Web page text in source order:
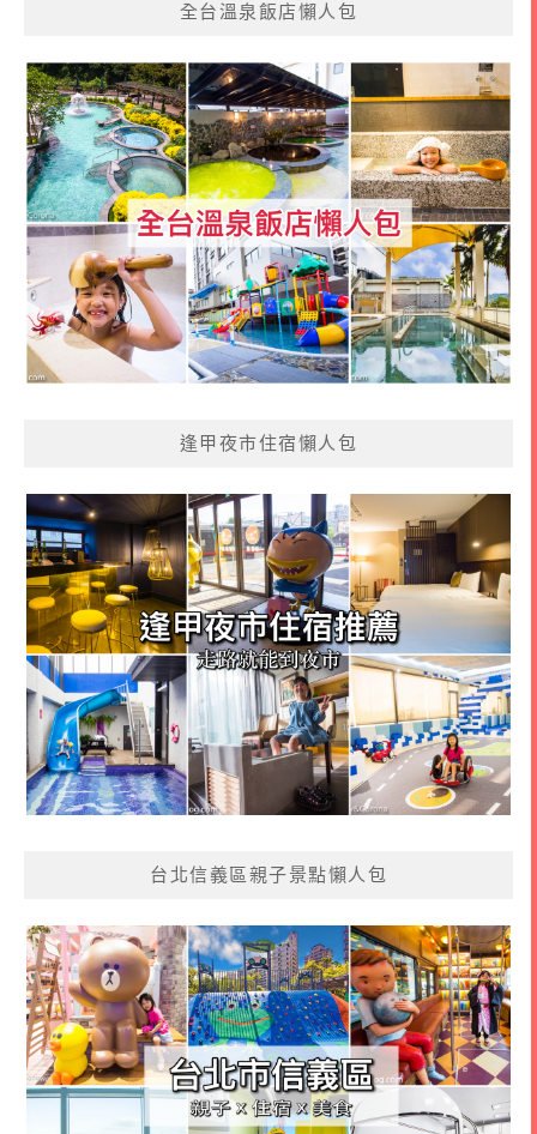
全台溫泉飯店懶人包
逢甲夜市住宿懶人包
台北信義區親子景點懶人包